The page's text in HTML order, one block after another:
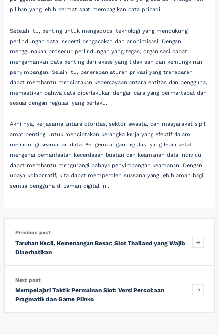
pilihan yang lebih cermat saat membagikan data pribadi.
Setelah itu, penting untuk mengadopsi teknologi yang mendukung
perlindungan data, seperti pengacakan dan anonimisasi. Dengan
menggunakan prosedur perlindungan yang tegas, organisasi dapat
mengamankan data penting dari akses yang tidak sah dan kemungkinan
penyimpangan. Selain itu, penerapan aturan privasi yang transparan
dapat membantu menciptakan kepercayaan antara entitas dan pengguna,
memastikan bahwa data diperlakukan dengan cara yang bermartabat dan
sesuai dengan regulasi yang berlaku.
Akhirnya, kerjasama antara otoritas, sektor swasta, dan masyarakat sipil
amat penting untuk menciptakan kerangka kerja yang efektif dalam
melindungi keamanan data. Pengembangan regulasi yang lebih ketat
mengenai pemanfaatan kecerdasan buatan dan keamanan data individu
dapat membantu mengurangi bahaya penyimpangan keamanan. Dengan
upaya kolaboratif, kita dapat memperoleh suasana yang lebih aman bagi
semua pengguna di zaman digital ini.
Previous post
Taruhan Kecil, Kemenangan Besar: Slot Thailand yang Wajib
Diperhatikan
Next post
Mempelajari Taktik Permainan Slot: Versi Percobaan
Pragmatik dan Game Plinko